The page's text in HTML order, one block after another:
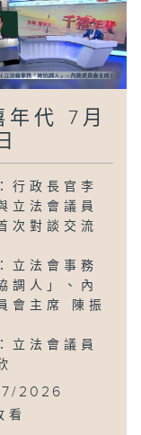
年代 7月
行政長官李
立法會議員
次對談交流
立法會事務
調人」、內
會主席 陳振
立法會議員
2026
看